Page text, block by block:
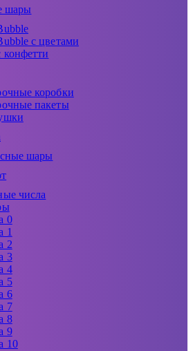
шары
с цветами
коробки
пакеты
шары
числа
0
1
2
3
4
5
6
7
8
9
10